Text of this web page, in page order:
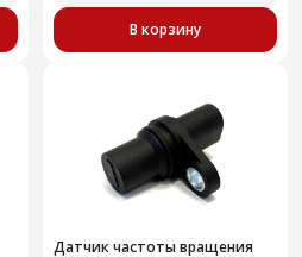
В корзину
Датчик частоты вращения